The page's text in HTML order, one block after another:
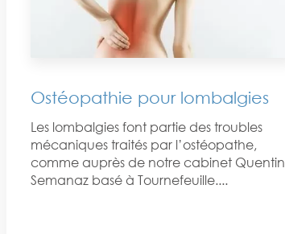
Ostéopathie pour lombalgies
Les lombalgies font partie des troubles
mécaniques traités par l’ostéopathe,
comme auprès de notre cabinet Quentin
Semanaz basé à Tournefeuille....